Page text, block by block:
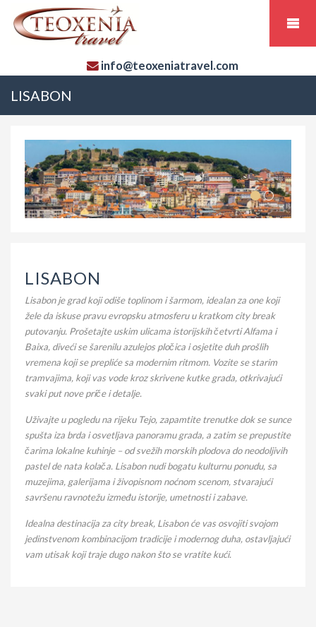
info@teoxeniatravel.com
LISABON
LISABON
Lisabon je grad koji odiše toplinom i šarmom, idealan za one koji
žele da iskuse pravu evropsku atmosferu u kratkom city break
putovanju. Prošetajte uskim ulicama istorijskih četvrti Alfama i
Baixa, diveći se šarenilu azulejos pločica i osjetite duh prošlih
vremena koji se prepliće sa modernim ritmom. Vozite se starim
tramvajima, koji vas vode kroz skrivene kutke grada, otkrivajući
svaki put nove priče i detalje.
Uživajte u pogledu na rijeku Tejo, zapamtite trenutke dok se sunce
spušta iza brda i osvetljava panoramu grada, a zatim se prepustite
čarima lokalne kuhinje – od svežih morskih plodova do neodoljivih
pastel de nata kolača. Lisabon nudi bogatu kulturnu ponudu, sa
muzejima, galerijama i živopisnom noćnom scenom, stvarajući
savršenu ravnotežu između istorije, umetnosti i zabave.
Idealna destinacija za city break, Lisabon će vas osvojiti svojom
jedinstvenom kombinacijom tradicije i modernog duha, ostavljajući
vam utisak koji traje dugo nakon što se vratite kući.